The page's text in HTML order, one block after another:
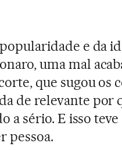
e da
uma mal
que sugou os
de relevante por
a sério. E isso
pessoa.